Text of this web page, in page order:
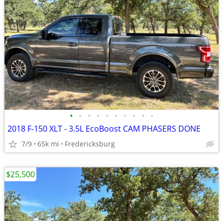
• • • • • • • • • •
2018 F-150 XLT - 3.5L EcoBoost CAM PHASERS DONE
7/9 65k mi Fredericksburg
$25,500